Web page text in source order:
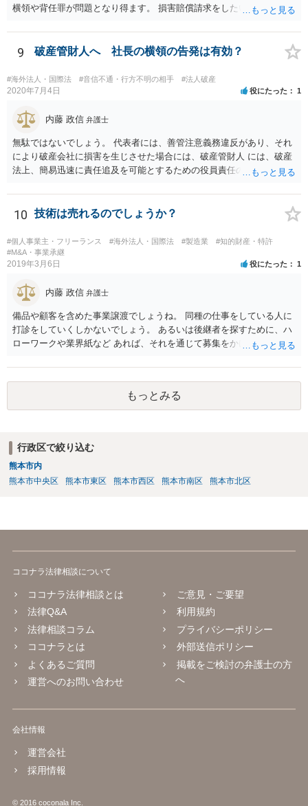
横領や背任罪が問題となり得ます。 損害賠償請求をしたいのか、刑事
等、ご希望によって進め方や必要な証拠が変わってきますので、速や
かにお近くの法律事務所に直接ご相談いただくことをおすすめいたし
9 破産管財人へ 社長の横領の告発は有効？
#海外法人・国際法 #音信不通・行方不明の相手 #法人破産
2020年7月4日 役にたった 1
内藤 政信 弁護士
無駄ではないでしょう。 代表者には、善管注意義務違反があり、それ
により破産会社に損害を生じさせた場合には、破産管財人 には、破産
法上、簡易迅速に責任追及を可能とするための役員責任の査定申立て
10 技術は売れるのでしょうか？
#個人事業主・フリーランス #海外法人・国際法 #製造業
#知的財産・特許
#M&A・事業承継
2019年3月6日 役にたった 1
内藤 政信 弁護士
備品や顧客を含めた事業譲渡でしょうね。 同種の仕事をしている人に
打診をしていくしかないでしょう。 あるいは後継者を探すために、ハ
ローワークや業界紙など あれば、それを通じて募集をかけてみるか。
もっとみる
行政区で絞り込む
熊本市内
熊本市中央区
熊本市東区 熊本市西区 熊本市南区 熊本市北区
ココナラ法律相談について
ココナラ法律相談とは
法律Q&A
法律相談コラム
ココナラとは
よくあるご質問
運営へのお問い合わせ
ご意見・ご要望
利用規約
プライバシーポリシー
外部送信ポリシー
掲載をご検討の弁護士の方
へ
会社情報
運営会社
採用情報
© 2016 coconala Inc.